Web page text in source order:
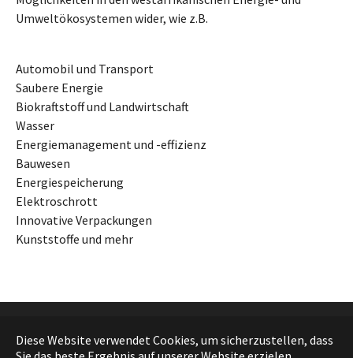
Diese Website verwendet Cookies, um sicherzustellen, dass
Umweltökosystemen wider, wie z.B.
Automobil und Transport
Saubere Energie
Biokraftstoff und Landwirtschaft
Wasser
Energiemanagement und -effizienz
Bauwesen
Energiespeicherung
Elektroschrott
Innovative Verpackungen
Kunststoffe und mehr
Deutsch